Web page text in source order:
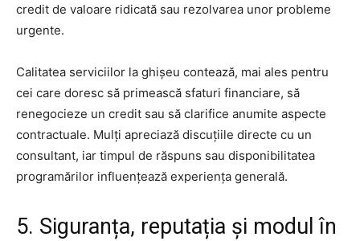
credit de valoare ridicată sau rezolvarea unor probleme
urgente.
Calitatea serviciilor la ghișeu contează, mai ales pentru
cei care doresc să primească sfaturi financiare, să
renegocieze un credit sau să clarifice anumite aspecte
contractuale. Mulți apreciază discuțiile directe cu un
consultant, iar timpul de răspuns sau disponibilitatea
programărilor influențează experiența generală.
5. Siguranța, reputația și modul în